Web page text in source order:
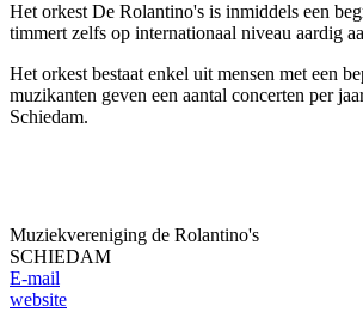
Het orkest De Rolantino's is inmiddels een
timmert zelfs op internationaal niveau aardig
Het orkest bestaat enkel uit mensen met een
muzikanten geven een aantal concerten per
Schiedam.
Muziekvereniging de Rolantino's
SCHIEDAM
E-mail
website